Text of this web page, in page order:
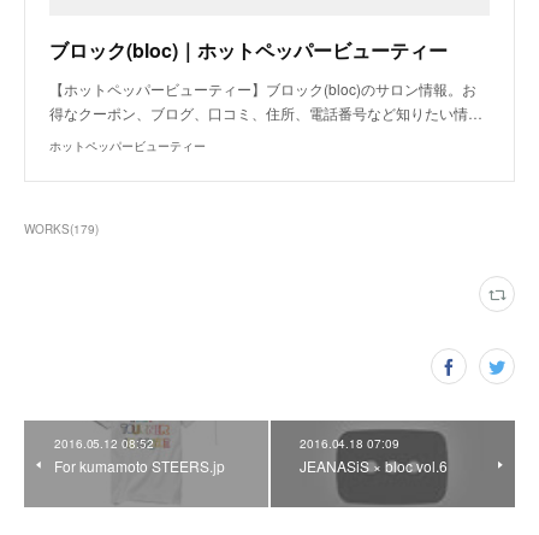
ブロック(bloc)｜ホットペッパービューティー
【ホットペッパービューティー】ブロック(bloc)のサロン情報。お
得なクーポン、ブログ、口コミ、住所、電話番号など知りたい情…
ホットペッパービューティー
WORKS(179)
2016.05.12 08:52
For kumamoto STEERS.jp
2016.04.18 07:09
JEANASiS × bloc vol.6